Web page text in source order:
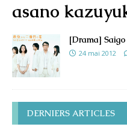
asano
[Drama]
24 mai 2012
DERNIERS ARTICLES